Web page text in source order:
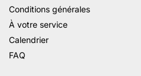
Conditions générales
À votre service
Calendrier
FAQ